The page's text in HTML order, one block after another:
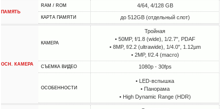
ПАМЯТЬ
RAM / ROM 4/64, 4/128 GB
КАРТА ПАМЯТИ до 512GB (отдельный слот)
ОСН. КАМЕРА
КАМЕРА
Тройная
• 50MP, f/1.8 (wide), 1/2.7", PDAF
• 8MP, f/2.2 (ultrawide), 1/4.0", 1.12µm
• 2MP, f/2.4 (macro)
СЪЕМКА ВИДЕО 1080p - 30fps
ОСОБЕННОСТИ
• LED-вспышка
• Панорама
• High Dynamic Range (HDR)